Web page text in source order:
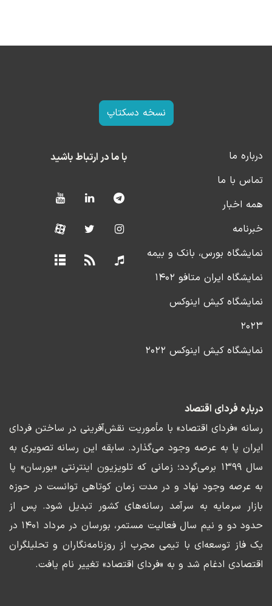
نسخه دسکتاپ
درباره ما
تماس با ما
همه اخبار
خبرنامه
نمایشگاه بورس، بانک و بیمه
نمایشگاه ایران متافو ۱۴۰۲
نمایشگاه کیش اینوکس
۲۰۲۳
نمایشگاه کیش اینوکس ۲۰۲۲
با ما در ارتباط باشید
درباره فردای اقتصاد
رسانه «فردای اقتصاد» با مأموریت نقش‌آفرینی در ساختن فردای
ایران پا به عرصه وجود می‌گذارد. سابقه این رسانه تصویری به
سال ۱۳۹۹ برمی‌گردد؛ زمانی که تلویزیون اینترنتی «بورسان» پا
به عرصه وجود نهاد و در مدت زمان کوتاهی توانست در حوزه
بازار سرمایه به سرآمد رسانه‌های کشور تبدیل شود. پس از
حدود دو و نیم سال فعالیت مستمر، بورسان در مرداد ۱۴۰۱ در
یک فاز توسعه‌ای با تیمی مجرب از روزنامه‌نگاران و تحلیلگران
اقتصادی ادغام شد و به «فردای اقتصاد» تغییر نام یافت.